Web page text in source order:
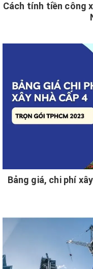
Cách tính tiền công
Bảng giá, chi phí